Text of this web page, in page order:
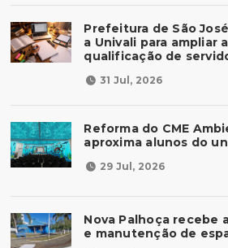
Prefeitura de São
a Univali para ampliar
qualificação de
31 Jul, 2026
Reforma do CME
aproxima alunos do
29 Jul, 2026
Nova Palhoça recebe
e manutenção de